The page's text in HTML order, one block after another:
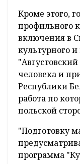
Кроме этого,
профильного
включения в
культурного
человека и
Республики
работа по
польской
"Подготовку
программа